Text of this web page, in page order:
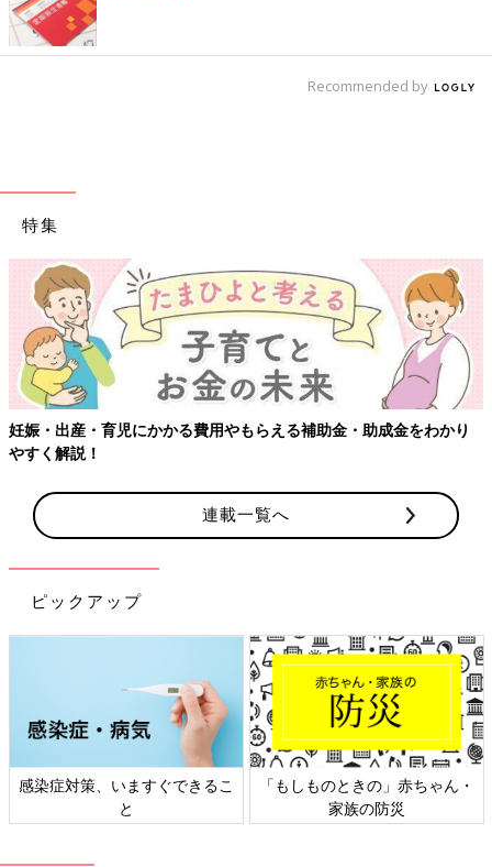
Recommended by
特集
【ワクチン接種できるものも】妊婦の感染症対策、知っておいて！
連載一覧へ
ピックアップ
日本外来小児科学会リーフレッ
ト検討会
六星占術 細木かおりさんの人生
相談